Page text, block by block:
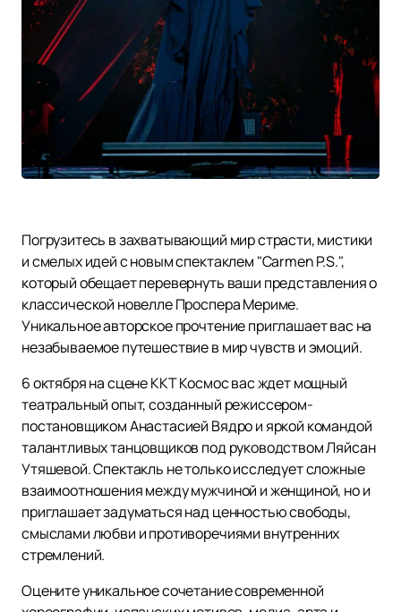
Погрузитесь в захватывающий мир страсти, мистики
и смелых идей с новым спектаклем "Carmen P.S.",
который обещает перевернуть ваши представления о
классической новелле Проспера Мериме.
Уникальное авторское прочтение приглашает вас на
незабываемое путешествие в мир чувств и эмоций.
6 октября на сцене ККТ Космос вас ждет мощный
театральный опыт, созданный режиссером-
постановщиком Анастасией Вядро и яркой командой
талантливых танцовщиков под руководством Ляйсан
Утяшевой. Спектакль не только исследует сложные
взаимоотношения между мужчиной и женщиной, но и
приглашает задуматься над ценностью свободы,
смыслами любви и противоречиями внутренних
стремлений.
Оцените уникальное сочетание современной